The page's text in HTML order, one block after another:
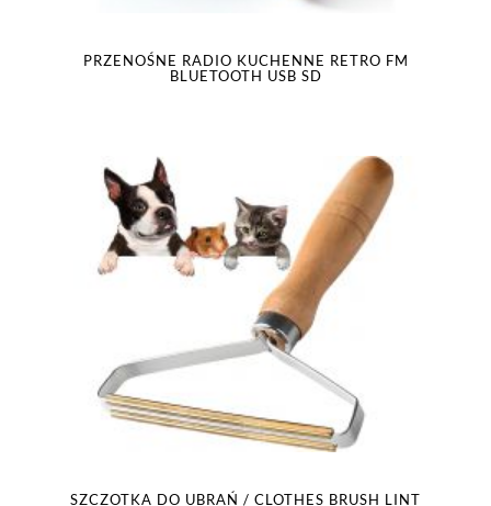
PRZENOŚNE RADIO KUCHENNE RETRO FM
BLUETOOTH USB SD
SZCZOTKA DO UBRAŃ / CLOTHES BRUSH LINT